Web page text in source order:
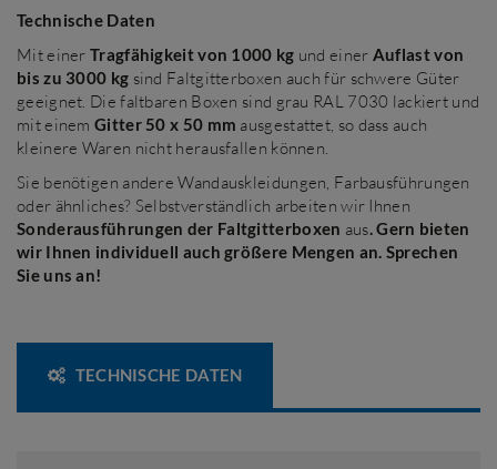
Technische Daten
Mit einer Tragfähigkeit von 1000 kg und einer Auflast von
bis zu 3000 kg sind Faltgitterboxen auch für schwere Güter
geeignet. Die faltbaren Boxen sind grau RAL 7030 lackiert und
mit einem Gitter 50 x 50 mm ausgestattet, so dass auch
kleinere Waren nicht herausfallen können.
Sie benötigen andere Wandauskleidungen, Farbausführungen
oder ähnliches? Selbstverständlich arbeiten wir Ihnen
Sonderausführungen der Faltgitterboxen aus. Gern bieten
wir Ihnen individuell auch größere Mengen an. Sprechen
Sie uns an!
TECHNISCHE DATEN